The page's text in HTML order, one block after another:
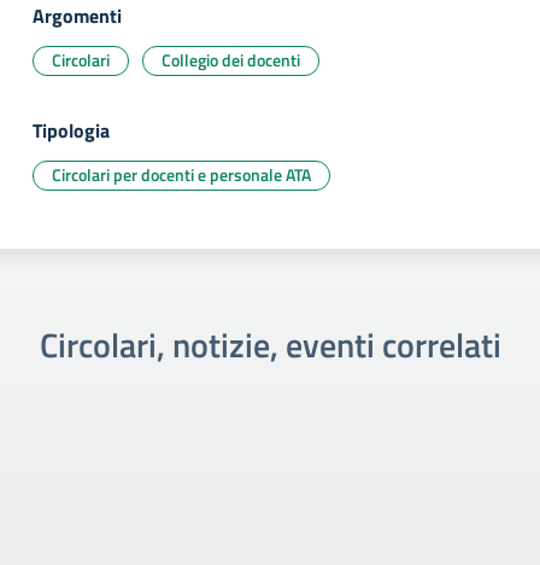
Argomenti
Circolari Collegio dei docenti
Tipologia
Circolari per docenti e personale ATA
Circolari, notizie, eventi correlati